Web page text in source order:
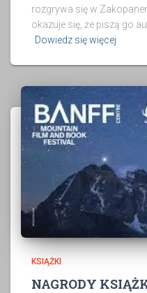
rozgrywa się w
okazuje się, że piszą go
Dowiedz się więcej
KSIĄŻKI
NAGRODY